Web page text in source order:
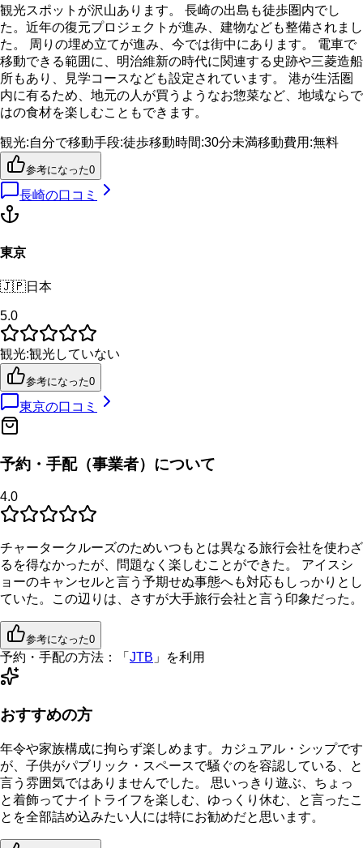
観光スポットが沢山あります。 長崎の出島も徒歩圏内でし
た。近年の復元プロジェクトが進み、建物なども整備されまし
た。 周りの埋め立てが進み、今では街中にあります。 電車で
移動できる範囲に、明治維新の時代に関連する史跡や三菱造船
所もあり、見学コースなども設定されています。 港が生活圏
内に有るため、地元の人が買うようなお惣菜など、地域ならで
はの食材を楽しむこともできます。
観光:自分で移動手段:徒歩移動時間:30分未満移動費用 :無料
参考になった0
長崎の口コミ
東京
🇯🇵日本
5.0
観光:観光していない
参考になった0
東京の口コミ
予約・手配（事業者）について
4.0
チャータークルーズのためいつもとは異なる旅行会社を使わざ
るを得なかったが、問題なく楽しむことができた。 アイスシ
ョーのキャンセルと言う予期せぬ事態へも対応もしっかりとし
ていた。この辺りは、さすが大手旅行会社と言う印象だった。
参考になった0
予約・手配の方法： 「 JTB 」を利用
おすすめの方
年令や家族構成に拘らず楽しめます。カジュアル・シップです
が、子供がパブリック・スペースで騒ぐのを容認している、と
言う雰囲気ではありませんでした。 思いっきり遊ぶ、ちょっ
と着飾ってナイトライフを楽しむ、ゆっくり休む、と言ったこ
とを全部詰め込みたい人には特にお勧めだと思います。